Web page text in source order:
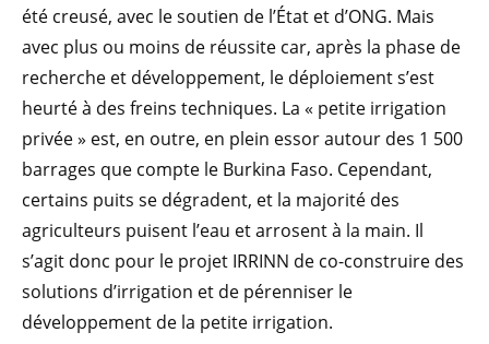
été creusé, avec le soutien de l’État et d’ONG. Mais
avec plus ou moins de réussite car, après la phase de
recherche et développement, le déploiement s’est
heurté à des freins techniques. La « petite irrigation
privée » est, en outre, en plein essor autour des 1 500
barrages que compte le Burkina Faso. Cependant,
certains puits se dégradent, et la majorité des
agriculteurs puisent l’eau et arrosent à la main. Il
s’agit donc pour le projet IRRINN de co-construire des
solutions d’irrigation et de pérenniser le
développement de la petite irrigation.